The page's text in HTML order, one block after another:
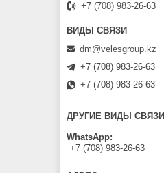
+7 (708) 983-26-63
dm@velesgroup.kz
+7 (708) 983-26-63
+7 (708) 983-26-63
ДРУГИЕ ВИДЫ СВЯЗИ
WhatsApp
+7 (708) 983-26-63